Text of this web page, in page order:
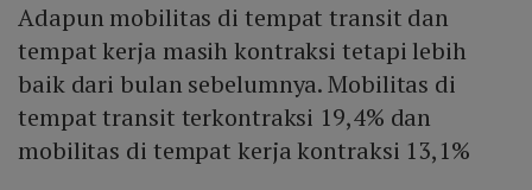
Adapun mobilitas di tempat transit dan
tempat kerja masih kontraksi tetapi lebih
baik dari bulan sebelumnya. Mobilitas di
tempat transit terkontraksi 19,4% dan
mobilitas di tempat kerja kontraksi 13,1%